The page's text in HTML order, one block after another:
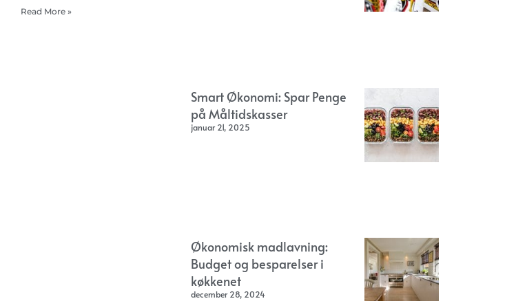
Read More »
Smart Økonomi: Spar Penge
på Måltidskasser
januar 21, 2025
Økonomisk madlavning:
Budget og besparelser i
køkkenet
december 28, 2024